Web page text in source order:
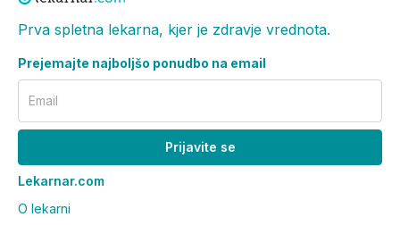
PENTAERYTHRITYL
TETRACAPRYLATE/TETRACAPRATE. ASCORBYL
GLUCOSIDE. BAKUCHIOL. 1,2-HEXANEDIOL.
ACACIA SENEGAL GUM. BUTYLENE GLYCOL.
CITRIC ACID. COCO-CAPRYLATE/CAPRATE.
FRAGRANCE (PARFUM). GLYCERYL BEHENATE.
GLYCERYL DIBEHENATE. SODIUM CITRATE.
SODIUM DILAURAMIDOGLUTAMIDE LYSINE.
TOCOPHERYL GLUCOSIDE. TRIBEHENIN. WATER
Prva spletna lekarna, kjer je zdravje vrednota.
Prejemajte najboljšo ponudbo na email
Email
Prijavite se
Lekarnar.com
O lekarni